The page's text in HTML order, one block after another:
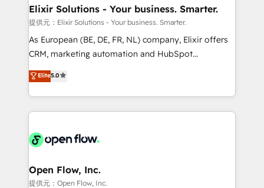
built to scale.
greatness, which is achieved through creating
absolute clarity, derived from a well-defined
strategy, executed well, and reported on with clear
results. The culture is driven by core values; Joy, Grit,
Mindedness, and Clarity. We are driven to win for the
collective good of the company and its clientele, and
things are happening.
Elixir Solutions - Your business. Smarter.
提供元：Elixir Solutions - Your business. Smarter.
As European (BE, DE, FR, NL) company, Elixir offers
CRM, marketing automation and HubSpot
integration products and services to mid-market
and enterprise customers. We ensure that your sales,
service and marketing department operates in the
most effective way, while at the same time
integrated buyers journey. Elixir is located in
and Amsterdam. Elixir is a first mover and leader
when it comes to HubSpot sales and service
Elite5.0
Open Flow, Inc.
提供元：Open Flow, Inc.